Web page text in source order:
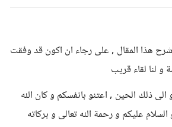
هذا المقال , على رجاء ان اكون قد وفقت
و لنا لقاء قريب
الى ذلك الحين , اعتنو بانفسكم و كان الله
عليكم و رحمة الله تعالى و بركاته